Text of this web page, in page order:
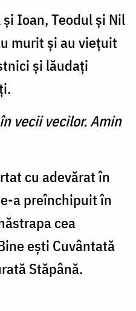
Ioan, Teodul şi Nil
murit şi au vieţuit
şi lăudaţi
vecii vecilor. Amin
cu adevărat în
a preînchipuit în
cea
eşti Cuvântată
Stăpână.